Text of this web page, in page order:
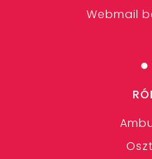
Webmail